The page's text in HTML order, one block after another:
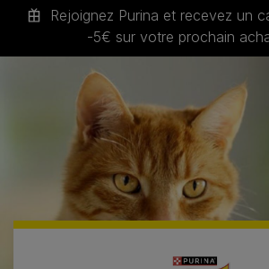
Rejoignez Purina et recevez un
-5€ sur votre prochain